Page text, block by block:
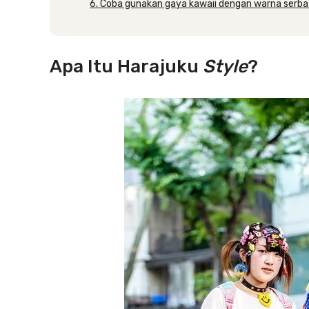
6. Coba gunakan gaya kawaii dengan warna
Apa Itu Harajuku Style?